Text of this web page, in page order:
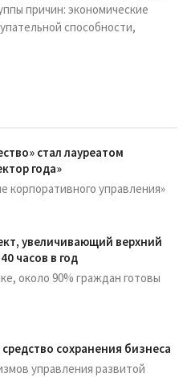
причин: экономические
способности,
стал лауреатом
года»
корпоративного управления»
увеличивающий верхний
часов в год
около 90% граждан готовы
сохранения бизнеса
управления развитой